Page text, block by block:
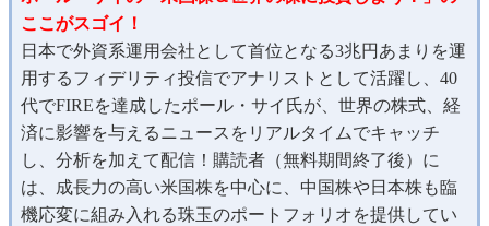
ここがスゴイ！
日本で外資系運用会社として首位となる3兆円あまりを運
用するフィデリティ投信でアナリストとして活躍し、40
代でFIREを達成したポール・サイ氏が、世界の株式、経
済に影響を与えるニュースをリアルタイムでキャッチ
し、分析を加えて配信！購読者（無料期間終了後）に
は、成長力の高い米国株を中心に、中国株や日本株も臨
機応変に組み入れる珠玉のポートフォリオを提供してい